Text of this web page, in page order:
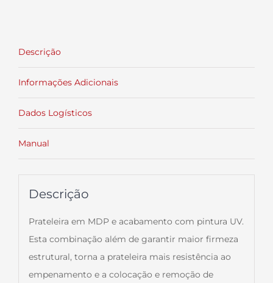
Descrição
Informações Adicionais
Dados Logísticos
Manual
Descrição
Prateleira em MDP e acabamento com pintura UV.
Esta combinação além de garantir maior firmeza
estrutural, torna a prateleira mais resistência ao
empenamento e a colocação e remoção de